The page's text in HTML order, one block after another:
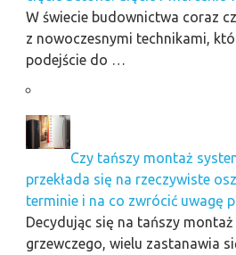
W świecie budownictwa coraz
z nowoczesnymi technikami,
podejście do …
Czy tańszy montaż
przekłada się na rzeczywiste
terminie i na co zwrócić uwagę
Decydując się na tańszy
grzewczego, wielu zastanawia